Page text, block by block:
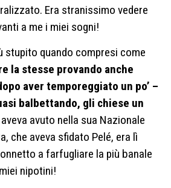
Era stranissimo vedere
a me i miei sogni!
stupito quando compresi come
la stesse provando anche
aver temporeggiato un po’ –
balbettando, gli chiese un
avuto nella sua Nazionale
che aveva sfidato Pelé, era lì
a farfugliare la più banale
nipotini!